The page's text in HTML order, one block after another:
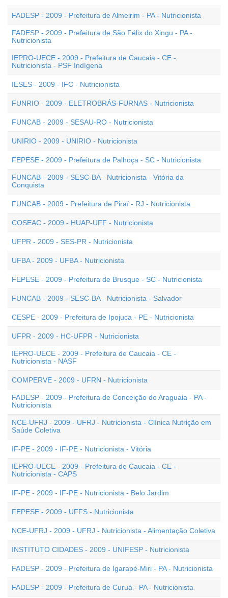
FADESP - 2009 - Prefeitura de Almeirim - PA - Nutricionista
FADESP - 2009 - Prefeitura de São Félix do Xingu - PA -
Nutricionista
IEPRO-UECE - 2009 - Prefeitura de Caucaia - CE -
Nutricionista - PSF Indígena
IESES - 2009 - IFC - Nutricionista
FUNRIO - 2009 - ELETROBRÁS-FURNAS - Nutricionista
FUNCAB - 2009 - SESAU-RO - Nutricionista
UNIRIO - 2009 - UNIRIO - Nutricionista
FEPESE - 2009 - Prefeitura de Palhoça - SC - Nutricionista
FUNCAB - 2009 - SESC-BA - Nutricionista - Vitória da
Conquista
FUNCAB - 2009 - Prefeitura de Piraí - RJ - Nutricionista
COSEAC - 2009 - HUAP-UFF - Nutricionista
UFPR - 2009 - SES-PR - Nutricionista
UFBA - 2009 - UFBA - Nutricionista
FEPESE - 2009 - Prefeitura de Brusque - SC - Nutricionista
FUNCAB - 2009 - SESC-BA - Nutricionista - Salvador
CESPE - 2009 - Prefeitura de Ipojuca - PE - Nutricionista
UFPR - 2009 - HC-UFPR - Nutricionista
IEPRO-UECE - 2009 - Prefeitura de Caucaia - CE -
Nutricionista - NASF
COMPERVE - 2009 - UFRN - Nutricionista
FADESP - 2009 - Prefeitura de Conceição do Araguaia - PA -
Nutricionista
NCE-UFRJ - 2009 - UFRJ - Nutricionista - Clínica Nutrição em
Saúde Coletiva
IF-PE - 2009 - IF-PE - Nutricionista - Vitória
IEPRO-UECE - 2009 - Prefeitura de Caucaia - CE -
Nutricionista - CAPS
IF-PE - 2009 - IF-PE - Nutricionista - Belo Jardim
FEPESE - 2009 - UFFS - Nutricionista
NCE-UFRJ - 2009 - UFRJ - Nutricionista - Alimentação Coletiva
INSTITUTO CIDADES - 2009 - UNIFESP - Nutricionista
FADESP - 2009 - Prefeitura de Igarapé-Miri - PA - Nutricionista
FADESP - 2009 - Prefeitura de Curuá - PA - Nutricionista